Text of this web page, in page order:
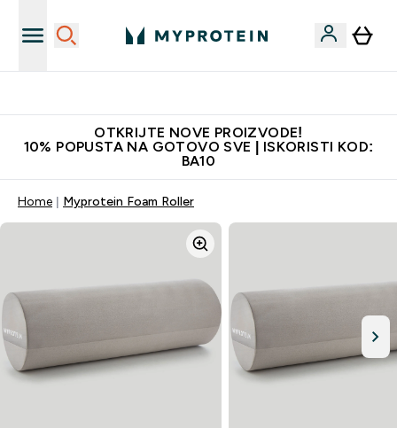
OTKRIJTE NOVE PROIZVODE!
10% POPUSTA NA GOTOVO SVE | ISKORISTI KOD:
BA10
Home Myprotein Foam Roller